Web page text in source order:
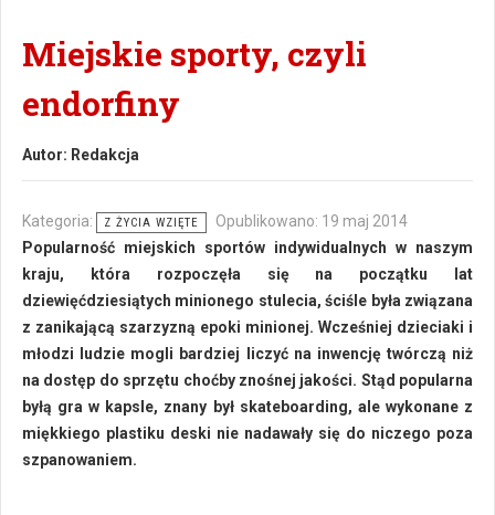
Miejskie sporty, czyli
endorfiny
Autor: Redakcja
Kategoria: Z ŻYCIA WZIĘTE
Opublikowano: 19 maj 2014
Popularność miejskich sportów indywidualnych w naszym
kraju, która rozpoczęła się na początku lat
dziewięćdziesiątych minionego stulecia, ściśle była związana
z zanikającą szarzyzną epoki minionej. Wcześniej dzieciaki i
młodzi ludzie mogli bardziej liczyć na inwencję twórczą niż
na dostęp do sprzętu choćby znośnej jakości. Stąd popularna
byłą gra w kapsle, znany był skateboarding, ale wykonane z
miękkiego plastiku deski nie nadawały się do niczego poza
szpanowaniem.